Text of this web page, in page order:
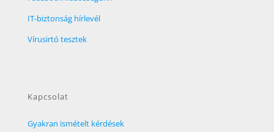
IT-biztonság hírlevél
Vírusirtó tesztek
Kapcsolat
Gyakran ismételt kérdések